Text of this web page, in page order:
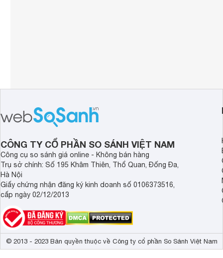
CÔNG TY CỔ PHẦN SO SÁNH VIỆT NAM
Công cụ so sánh giá online - Không bán hàng
Trụ sở chính: Số 195 Khâm Thiên, Thổ Quan, Đống Đa,
Hà Nội
Giấy chứng nhận đăng ký kinh doanh số 0106373516,
cấp ngày 02/12/2013
© 2013 - 2023 Bản quyền thuộc về Công ty cổ phần So Sánh Việt Nam